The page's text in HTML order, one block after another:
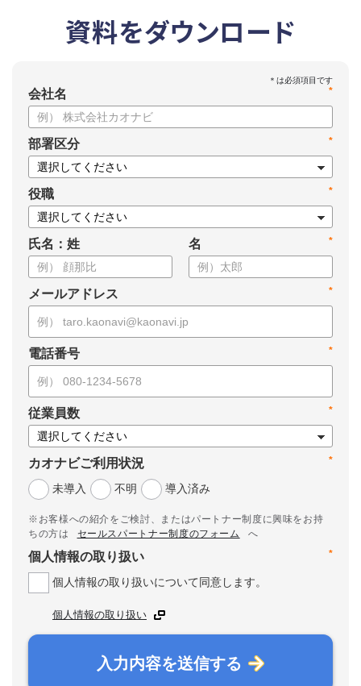
資料をダウンロード
*
会社名
*
部署区分
*
役職
氏名：姓 *
名
*
メールアドレス
*
電話番号
*
従業員数
*
カオナビご利用状況
未導入
不明 導入済み
※お客様への紹介をご検討、またはパートナー制度に興味をお持
ちの方は
セールスパートナー制度のフォーム
へ
*
個人情報の取り扱い
個人情報の取り扱いについて同意します。
個人情報の取り扱い
入力内容を送信する